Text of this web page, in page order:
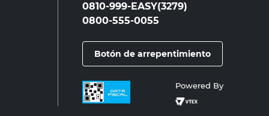
0810-999-EASY(3279)
0800-555-0055
Botón de arrepentimiento
Powered By